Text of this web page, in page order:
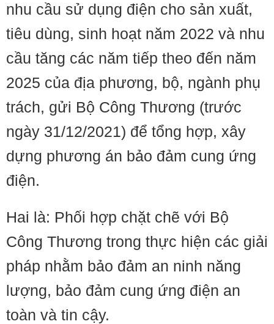
nhu cầu sử dụng điện cho sản xuất,
tiêu dùng, sinh hoạt năm 2022 và nhu
cầu tăng các năm tiếp theo đến năm
2025 của địa phương, bộ, ngành phụ
trách, gửi Bộ Công Thương (trước
ngày 31/12/2021) để tổng hợp, xây
dựng phương án bảo đảm cung ứng
điện.
Hai là: Phối hợp chặt chẽ với Bộ
Công Thương trong thực hiện các giải
pháp nhằm bảo đảm an ninh năng
lượng, bảo đảm cung ứng điện an
toàn và tin cậy.